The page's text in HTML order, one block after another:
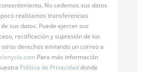
No cedemos sus datos
realizamos transferencias
sus datos. Puede ejercer sus
rectificación y supresión de los
derechos enviando un correo a
Para más información
Política de Privacidaddonde